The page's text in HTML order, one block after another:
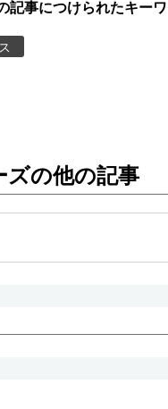
記事につけられたキー
ズの他の記事